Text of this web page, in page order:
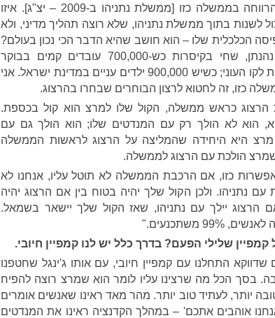
"בוז'י כבר היה שר הרווחה בממשלה כזו [ממשלת נתניהו ב-2009 – יצ"ג]. איזו
לשנות בתוך ממשלת נתניהו, שלא רוצה תהליך מדיני, ולא
הכלכלית שלו – הוא חושב שהיא הדבר הכי נכון בעולם?
ועם ראש ממשלה נהנתן, שחי בקיסרות כש-700,000 עובדים קמים בבוקר
וחוזרים הביתה מתחת לקו העוני; כשיש 900,000 ילדים עניים במדינת ישראל. אני
כזו, זה לחטוא לרצון הבוחרים שבחרו בהרצוג.
הרצוג כראש ממשלה, הקול שלו למרצ הוא קול בכספת.
הוא לא הולך רק עם המנדטים שלו; הוא הולך גם עם
היא היחידה שהמליצה על הרצוג לראשות הממשלה
הולכת עם הרצוג לממשלה.
כזו, אם הרכבת הממשלה לא תוטל עליו, אנחנו לא
נתניהו. ולכן הקול שלך יהיה בטוח בין אם הרצוג יהיה
הרצוג יילך עם נתניהו, שאז הקול שלך יישאר בשמאל.
משתכנעים."
שלילי הפעם? בדרך כלל יש לנו קמפיין חיובי.
שדווקא התחלנו עם קמפיין חיובי, עם אותו ג'ינגל שחטפנו
בסך הכל מה שרצינו עליו לומר הוא שמרצ רוצה להפיח
יותר, לעתיד טוב יותר. מהר מאד ראינו שאנשים אומרים
אוהבים אתכם' – במהלך הקדנציה ראינו את המנדטים